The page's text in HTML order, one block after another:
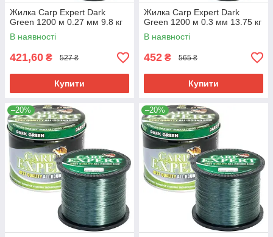
Жилка Carp Expert Dark
Green 1200 м 0.27 мм 9.8 кг
В наявності
421,60 ₴ 527 ₴
Купити
Жилка Carp Expert Dark
Green 1200 м 0.3 мм 13.75 кг
В наявності
452 ₴ 565 ₴
Купити
–20% –20%